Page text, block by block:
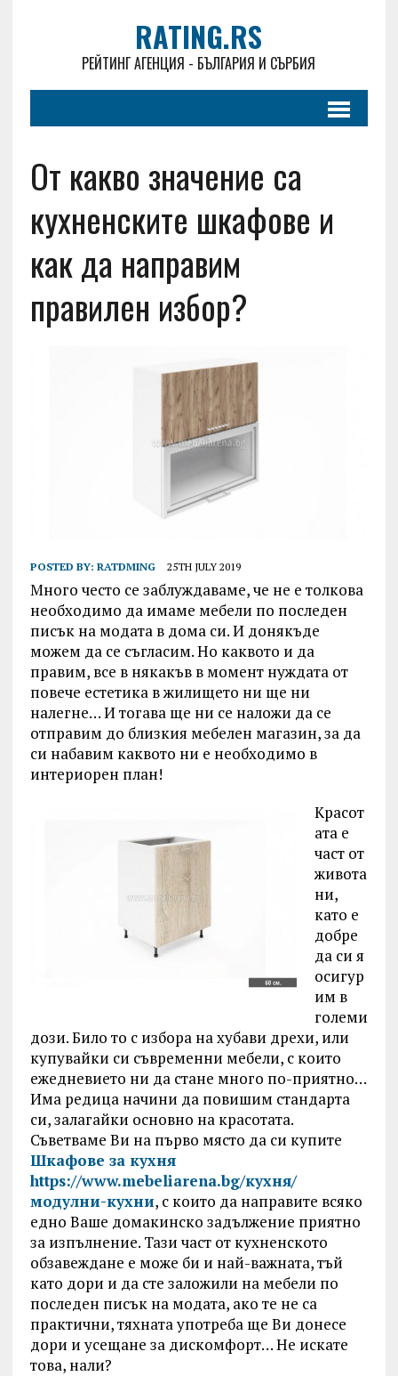
RATING.RS
РЕЙТИНГ АГЕНЦИЯ - БЪЛГАРИЯ И СЪРБИЯ
От какво значение са
кухненските шкафове и
как да направим
правилен избор?
POSTED BY: RATDMING 25TH JULY 2019
Много често се заблуждаваме, че не е толкова
необходимо да имаме мебели по последен
писък на модата в дома си. И донякъде
можем да се съгласим. Но каквото и да
правим, все в някакъв в момент нуждата от
повече естетика в жилището ни ще ни
налегне… И тогава ще ни се наложи да се
отправим до близкия мебелен магазин, за да
си набавим каквото ни е необходимо в
интериорен план!
Красот
ата е
част от
живота
ни,
като е
добре
да си я
осигур
им в
големи
дози. Било то с избора на хубави дрехи, или
купувайки си съвременни мебели, с които
ежедневието ни да стане много по-приятно…
Има редица начини да повишим стандарта
си, залагайки основно на красотата.
Съветваме Ви на първо място да си купите
Шкафове за кухня
https://www.mebeliarena.bg/кухня/
модулни-кухни, с които да направите всяко
едно Ваше домакинско задължение приятно
за изпълнение. Тази част от кухненското
обзавеждане е може би и най-важната, тъй
като дори и да сте заложили на мебели по
последен писък на модата, ако те не са
практични, тяхната употреба ще Ви донесе
дори и усещане за дискомфорт… Не искате
това, нали?